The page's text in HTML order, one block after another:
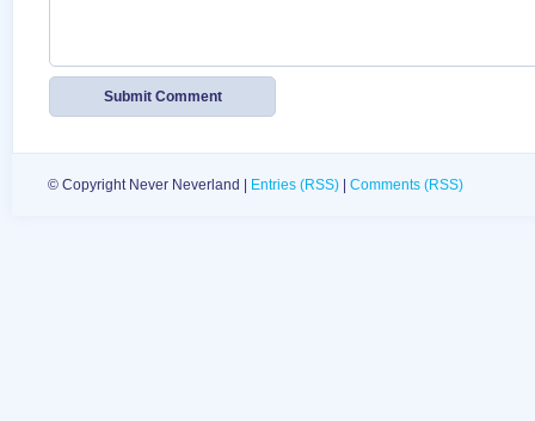
© Copyright Never Neverland | Entries (RSS) Comments (RSS)